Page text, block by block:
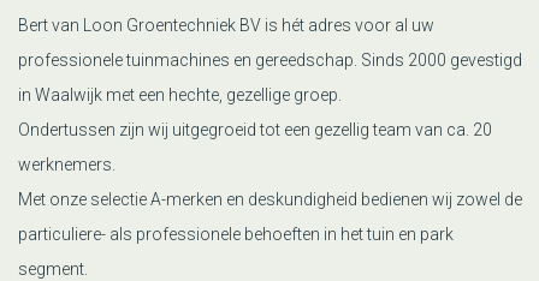
Bert van Loon Groentechniek BV is hét adres voor al uw
professionele tuinmachines en gereedschap. Sinds 2000 gevestigd
in Waalwijk met een hechte, gezellige groep.
Ondertussen zijn wij uitgegroeid tot een gezellig team van ca. 20
werknemers.
Met onze selectie A-merken en deskundigheid bedienen wij zowel de
particuliere- als professionele behoeften in het tuin en park
segment.